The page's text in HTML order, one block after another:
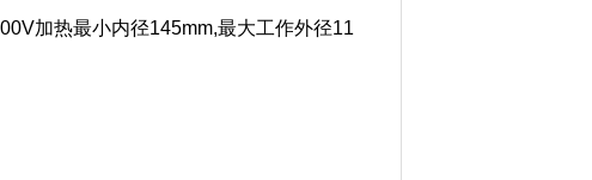
加热最小内径145mm,最大工作外径11